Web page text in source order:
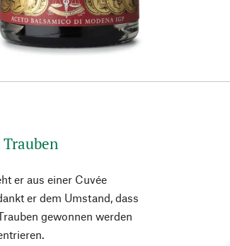
er aus einer Cuvée
er dem Umstand, dass
gewonnen werden